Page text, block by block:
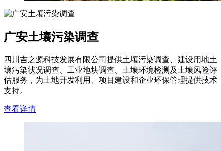
广安土壤污染调查
四川吉之源科技发展有限公司提供土壤污染调查、建设用地土
壤污染状况调查、工业地块调查、土壤环境检测及土壤风险评
估服务，为土地开发利用、项目建设和企业环保管理提供技术
支持。
查看详情